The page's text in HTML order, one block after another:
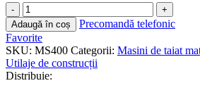
Cantitate
Masina
de
taiat
materiale
de
constructii
Adaugă în coș
Precomandă telefonic
Favorite
SKU: MS400 Categorii: Masini de taiat
Utilaje de construcții
Distribuie: